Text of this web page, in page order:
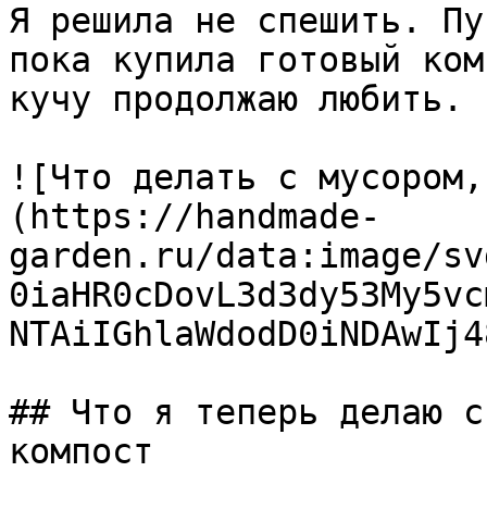
Я решила не спешить.
пока купила готовый
кучу продолжаю любить.
![Что делать с
(https://handmade-
garden.ru/data:image/
## Что я теперь делаю
компост